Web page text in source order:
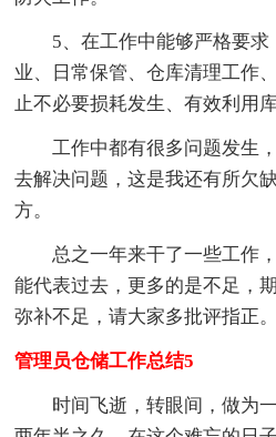
5、在工作中能够严格要
业、日常保管、仓库清理工作
止不必要损耗发生、有效利用
工作中都有很多问题发生
去解决问题，这是我还有所欠
方。
总之一年来干了一些工作
能代表过去，更多的是不足，
弥补不足，请大家多批评指正。
管理员仓储工作总结5
时间飞逝，转眼间，做为